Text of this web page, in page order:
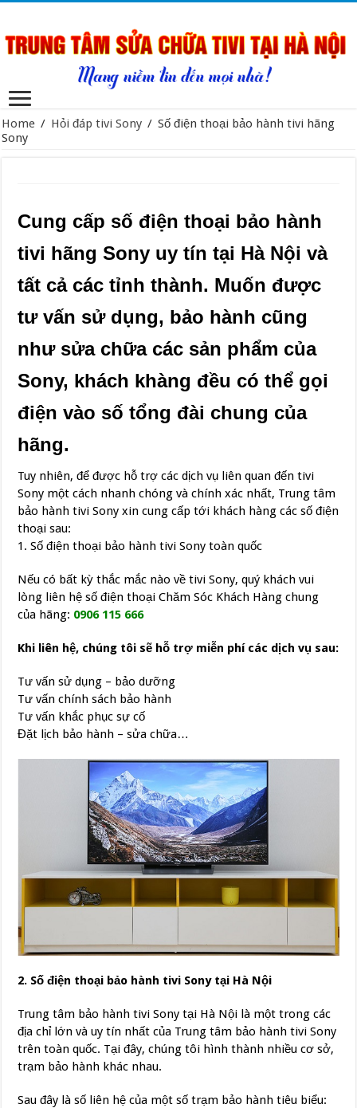
Home / Hỏi đáp tivi Sony / Số điện thoại bảo hành tivi hãng
Sony
Cung cấp số điện thoại bảo hành
tivi hãng Sony uy tín tại Hà Nội và
tất cả các tỉnh thành. Muốn được
tư vấn sử dụng, bảo hành cũng
như sửa chữa các sản phẩm của
Sony, khách khàng đều có thể gọi
điện vào số tổng đài chung của
hãng.
Tuy nhiên, để được hỗ trợ các dịch vụ liên quan đến tivi
Sony một cách nhanh chóng và chính xác nhất, Trung tâm
bảo hành tivi Sony xin cung cấp tới khách hàng các số điện
thoại sau:
1. Số điện thoại bảo hành tivi Sony toàn quốc
Nếu có bất kỳ thắc mắc nào về tivi Sony, quý khách vui
lòng liên hệ số điện thoại Chăm Sóc Khách Hàng chung
của hãng: 0906 115 666
Khi liên hệ, chúng tôi sẽ hỗ trợ miễn phí các dịch vụ sau:
Tư vấn sử dụng – bảo dưỡng
Tư vấn chính sách bảo hành
Tư vấn khắc phục sự cố
Đặt lịch bảo hành – sửa chữa…
2. Số điện thoại bảo hành tivi Sony tại Hà Nội
Trung tâm bảo hành tivi Sony tại Hà Nội là một trong các
địa chỉ lớn và uy tín nhất của Trung tâm bảo hành tivi Sony
trên toàn quốc. Tại đây, chúng tôi hình thành nhiều cơ sở,
trạm bảo hành khác nhau.
Sau đây là số liên hệ của một số trạm bảo hành tiêu biểu: